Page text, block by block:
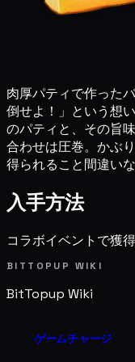
肉厚パティで作った
倒せよ！」という想
のパティと、その旨
合わせは圧巻。かぶ
得られること間違い
入手方法
コラボイベントで獲得
BITTOPUP WIKI
BitTopup Wiki
ゲームチャージ